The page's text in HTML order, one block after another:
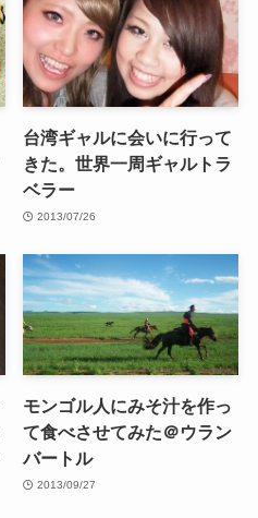
台湾ギャルに会いに行って
きた。世界一周ギャルトラ
ベラー
2013/07/26
モンゴル人にみそ汁を作っ
て食べさせてみた＠ウラン
バートル
2013/09/27